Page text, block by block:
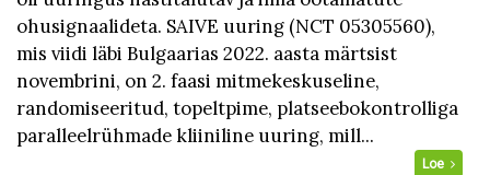
ohusignaalideta. SAIVE uuring (NCT 05305560),
mis viidi läbi Bulgaarias 2022. aasta märtsist
novembrini, on 2. faasi mitmekeskuseline,
randomiseeritud, topeltpime, platseebokontrolliga
paralleelrühmade kliiniline uuring, mill...
Loe